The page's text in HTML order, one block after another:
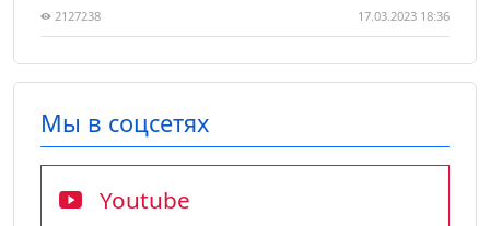
2127238 17.03.2023 18:36
Мы в соцсетях
Youtube